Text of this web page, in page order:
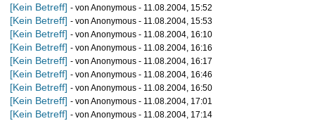
[Kein Betreff] - von Anonymous - 11.08.2004, 15:52
[Kein Betreff] - von Anonymous - 11.08.2004, 15:53
[Kein Betreff] - von Anonymous - 11.08.2004, 16:10
[Kein Betreff] - von Anonymous - 11.08.2004, 16:16
[Kein Betreff] - von Anonymous - 11.08.2004, 16:17
[Kein Betreff] - von Anonymous - 11.08.2004, 16:46
[Kein Betreff] - von Anonymous - 11.08.2004, 16:50
[Kein Betreff] - von Anonymous - 11.08.2004, 17:01
[Kein Betreff] - von Anonymous - 11.08.2004, 17:14